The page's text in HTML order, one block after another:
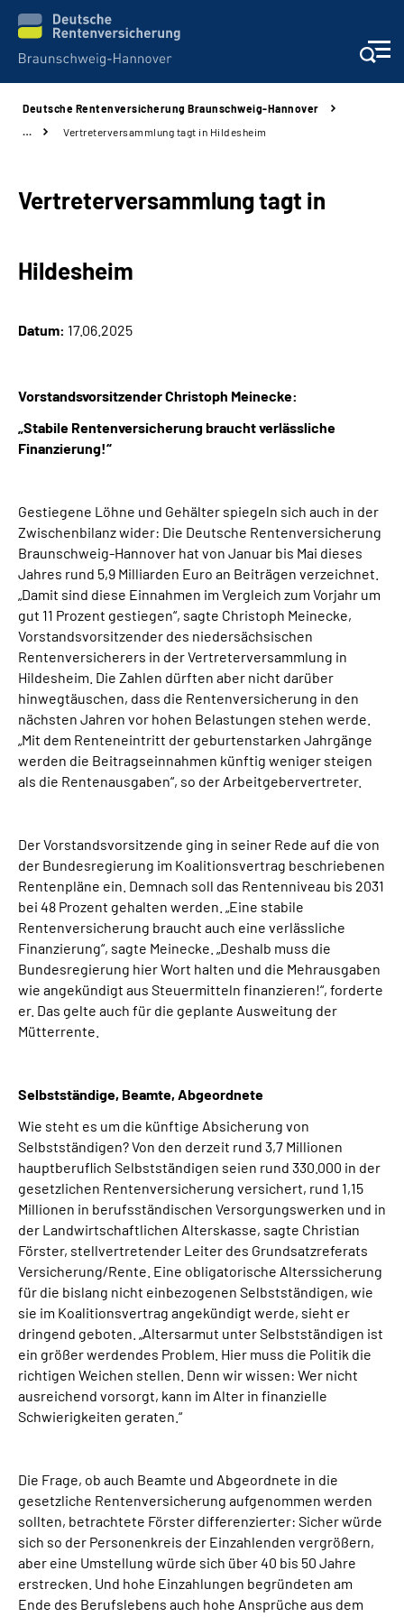
Karriere
Leichte Sprache
Suche
Mein Kundenportal
Deutsche Rentenversicherung Braunschweig-Hannover
…
Vertreterversammlung tagt in Hildesheim
Vertreterversammlung tagt in
Hildesheim
Datum: 17.06.2025
Vorstandsvorsitzender Christoph Meinecke:
„Stabile Rentenversicherung braucht verlässliche
Finanzierung!“
Gestiegene Löhne und Gehälter spiegeln sich auch in der
Zwischenbilanz wider: Die Deutsche Rentenversicherung
Braunschweig-Hannover hat von Januar bis Mai dieses
Jahres rund 5,9 Milliarden Euro an Beiträgen verzeichnet.
„Damit sind diese Einnahmen im Vergleich zum Vorjahr um
gut 11 Prozent gestiegen“, sagte Christoph Meinecke,
Vorstandsvorsitzender des niedersächsischen
Rentenversicherers in der Vertreterversammlung in
Hildesheim. Die Zahlen dürften aber nicht darüber
hinwegtäuschen, dass die Rentenversicherung in den
nächsten Jahren vor hohen Belastungen stehen werde.
„Mit dem Renteneintritt der geburtenstarken Jahrgänge
werden die Beitragseinnahmen künftig weniger steigen
als die Rentenausgaben“, so der Arbeitgebervertreter.
Der Vorstandsvorsitzende ging in seiner Rede auf die von
der Bundesregierung im Koalitionsvertrag beschriebenen
Rentenpläne ein. Demnach soll das Rentenniveau bis 2031
bei 48 Prozent gehalten werden. „Eine stabile
Rentenversicherung braucht auch eine verlässliche
Finanzierung“, sagte Meinecke. „Deshalb muss die
Bundesregierung hier Wort halten und die Mehrausgaben
wie angekündigt aus Steuermitteln finanzieren!“, forderte
er. Das gelte auch für die geplante Ausweitung der
Mütterrente.
Selbstständige, Beamte, Abgeordnete
Wie steht es um die künftige Absicherung von
Selbstständigen? Von den derzeit rund 3,7 Millionen
hauptberuflich Selbstständigen seien rund 330.000 in der
gesetzlichen Rentenversicherung versichert, rund 1,15
Millionen in berufsständischen Versorgungswerken und in
der Landwirtschaftlichen Alterskasse, sagte Christian
Förster, stellvertretender Leiter des Grundsatzreferats
Versicherung/Rente. Eine obligatorische Alterssicherung
für die bislang nicht einbezogenen Selbstständigen, wie
sie im Koalitionsvertrag angekündigt werde, sieht er
dringend geboten. „Altersarmut unter Selbstständigen ist
ein größer werdendes Problem. Hier muss die Politik die
richtigen Weichen stellen. Denn wir wissen: Wer nicht
ausreichend vorsorgt, kann im Alter in finanzielle
Schwierigkeiten geraten.“
Die Frage, ob auch Beamte und Abgeordnete in die
gesetzliche Rentenversicherung aufgenommen werden
sollten, betrachtete Förster differenzierter: Sicher würde
sich so der Personenkreis der Einzahlenden vergrößern,
aber eine Umstellung würde sich über 40 bis 50 Jahre
erstrecken. Und hohe Einzahlungen begründeten am
Ende des Berufslebens auch hohe Ansprüche aus dem